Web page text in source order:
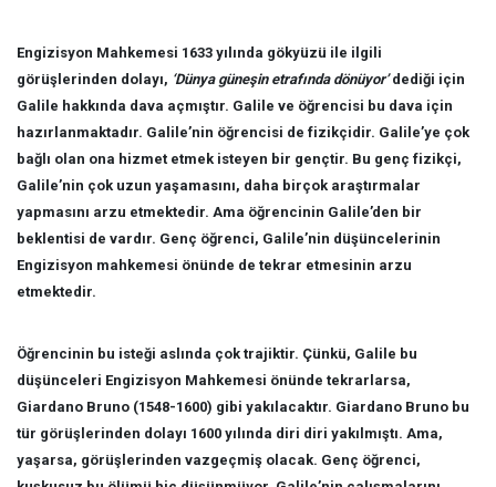
Engizisyon Mahkemesi 1633 yılında gökyüzü ile ilgili
görüşlerinden dolayı, ‘Dünya güneşin etrafında dönüyor’dediği için
Galile hakkında dava açmıştır. Galile ve öğrencisi bu dava için
hazırlanmaktadır. Galile’nin öğrencisi de fizikçidir. Galile’ye çok
bağlı olan ona hizmet etmek isteyen bir gençtir. Bu genç fizikçi,
Galile’nin çok uzun yaşamasını, daha birçok araştırmalar
yapmasını arzu etmektedir. Ama öğrencinin Galile’den bir
beklentisi de vardır. Genç öğrenci, Galile’nin düşüncelerinin
Engizisyon mahkemesi önünde de tekrar etmesinin arzu
etmektedir.
Öğrencinin bu isteği aslında çok trajiktir. Çünkü, Galile bu
düşünceleri Engizisyon Mahkemesi önünde tekrarlarsa,
Giardano Bruno (1548-1600) gibi yakılacaktır. Giardano Bruno bu
tür görüşlerinden dolayı 1600 yılında diri diri yakılmıştı. Ama,
yaşarsa, görüşlerinden vazgeçmiş olacak. Genç öğrenci,